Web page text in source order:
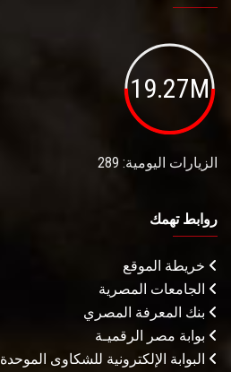
19.27M
الزيارات اليومية: 289
روابط تهمك
خريطة الموقع
الجامعات المصرية
بنك المعرفة المصري
بوابة مصر الرقميـة
البوابة الإلكترونية للشكاوى الموحدة